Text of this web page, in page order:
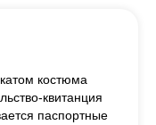
костюма
квитанция
паспортные